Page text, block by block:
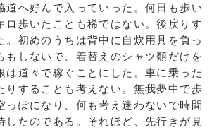
へ好んで入っていった。何日も歩い
ロ歩いたことも稀ではない。後戻りす
。初めのうちは背中に自炊用具を負っ
もしないで、着替えのシャツ類だけを
は道々で稼ぐことにした。車に乗った
りすることも考えない。無我夢中で歩
っぽになり、何も考え迷わないで時間
したのである。それほど、先行きが見